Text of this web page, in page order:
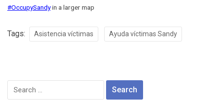
#OccupySandyin a larger map
Tags: Asistencia víctimas Ayuda víctimas Sandy
Search
for: